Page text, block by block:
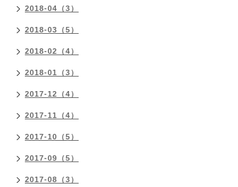
2018-04（3）
2018-03（5）
2018-02（4）
2018-01（3）
2017-12（4）
2017-11（4）
2017-10（5）
2017-09（5）
2017-08（3）